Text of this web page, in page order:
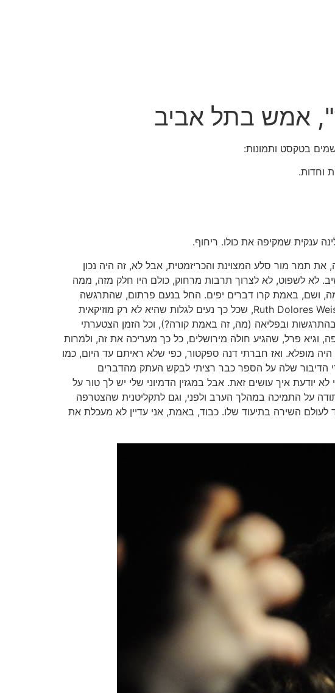
אמש בתל אביב
בטקסט ותמונות:
וחדות.
ענקית שמקיפה את כולו. ריחוף.
תמר מור סלע המצוינת והכריזמטית, אבל לא, זה היה נכון
לא לשפוט, לא לצרוך תרבות מרחוק, כולם היו חלק מזה, ממה
ושם, באמת קרו דברים יפים. החל בנעם פרתום, שהתרגשה
ודיברה יפה יפה על הרצליה פיתוח מול הפלנטה השירית התל אביבית ועל סילביה (מחמאה גדולה), ואז Ruth Dolores Weiss, שכל כך נעים לגלות שהיא לא רק מוזיקאית
ובפליאה (מה, זה באמת קורה?), וכל הזמן הצטערתי
וגיא פרל, שהגיע חולה מירושלים, כל כך מעריכה את זה, ולמרות
מופלא. ואז חברתי דנה ספקטור, כפי שלא ראיתם עד היום, כמו
הדיבור שלה על הספר כבר רציתי לבקש העתק מהדברים
יודעת איך עושים זאת. אבל במגזין הדמיוני שלי יש לך טור על
על התמיכה במהלך הערב ולפני, וגם לתקליטנית שהצטרפה
לעולם השירה בתיעוד שלו. כבוד, באמת, אני עדיין לא מעכלת את